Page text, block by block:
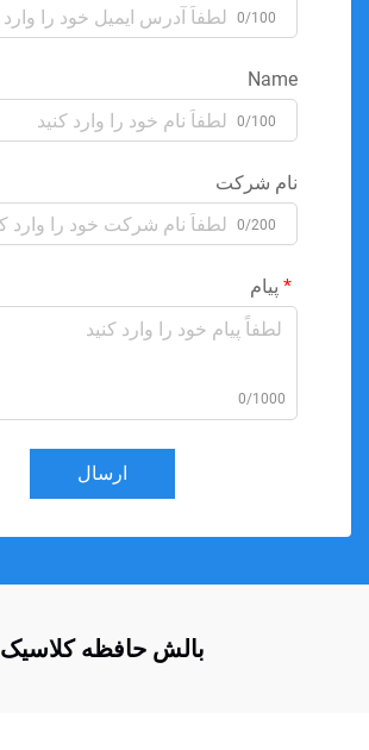
0/100
Name
0/100
نام شرکت
0/200
پیام
0/1000
ارسال
بالش حافظه کلاسیک